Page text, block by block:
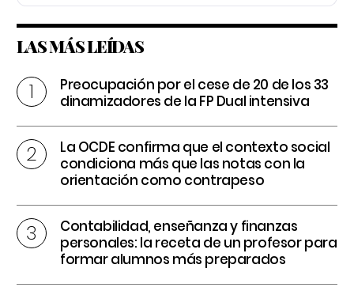
LAS MÁS LEÍDAS
Preocupación por el cese de 20 de los 33
dinamizadores de la FP Dual intensiva
La OCDE confirma que el contexto social
condiciona más que las notas con la
orientación como contrapeso
Contabilidad, enseñanza y finanzas
personales: la receta de un profesor para
formar alumnos más preparados